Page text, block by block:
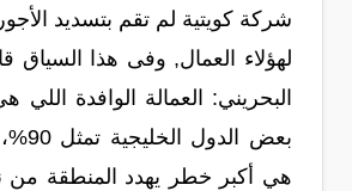
شركة كويتية لم تقم بتسديد الأجور
لهؤلاء العمال, وفى هذا السياق
البحريني: العمالة الوافدة
بعض
هي أكبر خطر يهدد المنطقة من